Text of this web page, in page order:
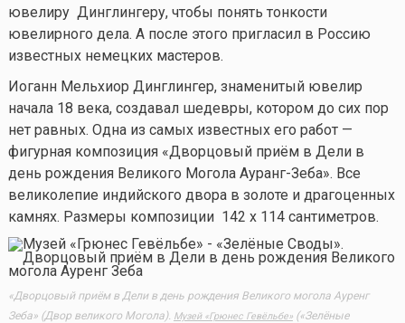
ювелиру Динглингеру, чтобы понять тонкости
ювелирного дела. А после этого пригласил в Россию
известных немецких мастеров.
Иоганн Мельхиор Динглингер, знаменитый ювелир
начала 18 века, создавал шедевры, котором до сих пор
нет равных. Одна из самых известных его работ —
фигурная композиция «Дворцовый приём в Дели в
день рождения Великого Могола Ауранг-Зеба». Все
великолепие индийского двора в золоте и драгоценных
камнях. Размеры композиции 142 х 114 сантиметров.
«Дворцовый приём в Дели в день рождения Великого могола Ауренг
Зеба» (Двор великого Могола). Музей «Грюнес Гевёльбе»(«Зелёные